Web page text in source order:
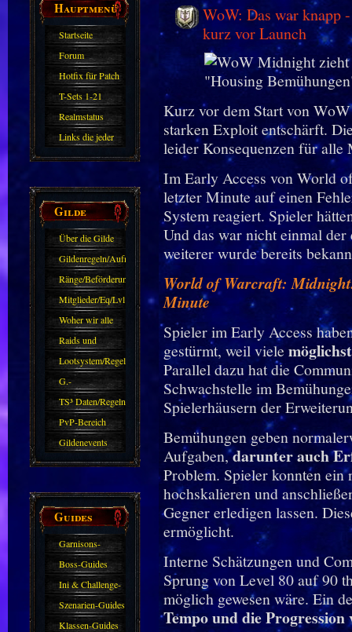
Hauptmenü
Startseite
Forum
Hotfix für Patch
11.X
T-Sets 1-21
Realmstatus
Links die jeder
kennen sollte?!
Gilde
Über die Gilde
(DAW)
Gildenregeln/Aufnahme
Ränge/Beförderungen
Mitglieder/Eq/Lvl
Woher wir alle
kommen.
Raids und
Zubehör
Lootsystem/Regeln
G.-
Sparkasse/Goldleihen
TS³ Daten/Regeln
PvP-Bereich
Gildenevents
Guides
Garnisons-
Guides
Boss-Guides
Ini & Challenge-
Guides
Szenarien-Guides
Klassen-Guides
WoW: Das war
kurz vor Launch
Kurz vor dem Start von
starken Exploit entschärft.
leider Konsequenzen für alle
Im Early Access von World
letzter Minute auf einen
System reagiert. Spieler
Und das war nicht einmal
weiterer wurde bereits
World of Warcraft:
Minute
Spieler im Early Access
gestürmt, weil viele
Parallel dazu hat die
Schwachstelle im
Spielerhäusern der
Bemühungen geben
Aufgaben,darunter auch
Problem. Spieler konnten
hochskalieren und
Gegner erledigen lassen.
ermöglicht.
Interne Schätzungen und
Sprung von Level 80 auf 90
möglich gewesen wäre. Ein
Tempo und die